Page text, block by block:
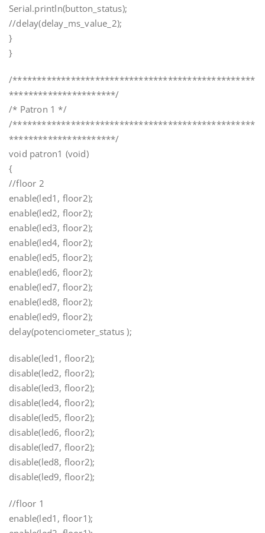
Serial.println(button_status);
//delay(delay_ms_value_2);
}
}
/**************************************************
**********************/
/* Patron 1 */
/**************************************************
**********************/
void patron1 (void)
{
//floor 2
enable(led1, floor2);
enable(led2, floor2);
enable(led3, floor2);
enable(led4, floor2);
enable(led5, floor2);
enable(led6, floor2);
enable(led7, floor2);
enable(led8, floor2);
enable(led9, floor2);
delay(potenciometer_status );
disable(led1, floor2);
disable(led2, floor2);
disable(led3, floor2);
disable(led4, floor2);
disable(led5, floor2);
disable(led6, floor2);
disable(led7, floor2);
disable(led8, floor2);
disable(led9, floor2);
//floor 1
enable(led1, floor1);